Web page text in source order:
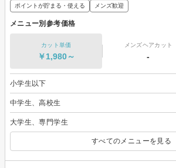
ポイントが貯まる・使える メンズ歓迎
メニュー別参考価格
カット単価
￥1,980～
メンズヘアカット
-
小学生以下
中学生、高校生
大学生、専門学生
すべてのメニューを見る